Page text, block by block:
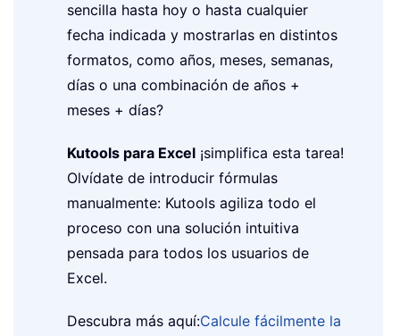
sencilla hasta hoy o hasta cualquier
fecha indicada y mostrarlas en distintos
formatos, como años, meses, semanas,
días o una combinación de años +
meses + días?
Kutools para Excel ¡simplifica esta tarea!
Olvídate de introducir fórmulas
manualmente: Kutools agiliza todo el
proceso con una solución intuitiva
pensada para todos los usuarios de
Excel.
Descubra más aquí:Calcule fácilmente la